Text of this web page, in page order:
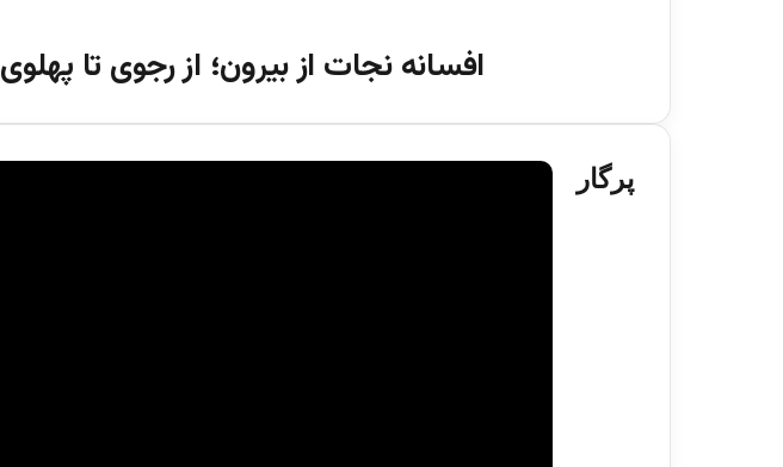
افسانه نجات از بیرون؛ از رجوی تا پهلوی
پرگار